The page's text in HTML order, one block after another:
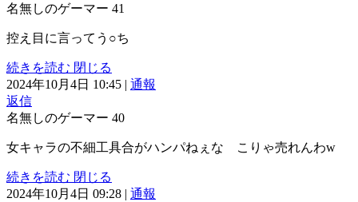
名無しのゲーマー 41
控え目に言ってう○ち
続きを読む 閉じる
2024年10月4日 10:45 | 通報
返信
名無しのゲーマー 40
女キャラの不細工具合がハンパねぇな こりゃ売れんわw
続きを読む 閉じる
2024年10月4日 09:28 | 通報